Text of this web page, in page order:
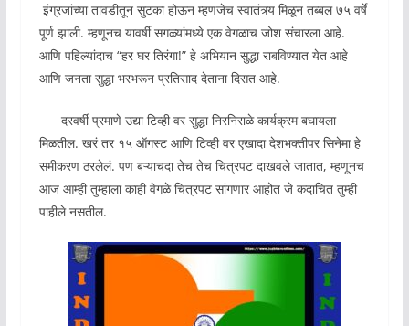
इंग्रजांच्या तावडीतून सुटका होऊन म्हणजेच स्वातंत्र्य मिळून तब्बल ७५ वर्षे
पूर्ण झाली. म्हणूनच यावर्षी सगळ्यांमध्ये एक वेगळाच जोश संचारला आहे.
आणि पहिल्यांदाच “हर घर तिरंगा!” हे अभियान सुद्धा राबविण्यात येत आहे
आणि जनता सुद्धा भरभरून प्रतिसाद देताना दिसत आहे.
दरवर्षी प्रमाणे उद्या टिव्ही वर सुद्धा निरनिराळे कार्यक्रम बघायला
मिळतील. खरं तर १५ ऑगस्ट आणि टिव्ही वर एखादा देशभक्तीपर सिनेमा हे
समीकरण ठरलेलं. पण बऱ्याचदा तेच तेच चित्रपट दाखवले जातात, म्हणूनच
आज आम्ही तुम्हाला काही वेगळे चित्रपट सांगणार आहोत जे कदाचित तुम्ही
पाहीले नसतील.